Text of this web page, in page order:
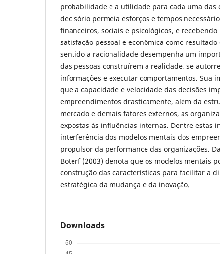
probabilidade e a utilidade para cada uma das
decisório permeia esforços e tempos
financeiros, sociais e psicológicos, e recebendo
satisfação pessoal e econômica como resultado
sentido a racionalidade desempenha um
das pessoas construírem a realidade, se
informações e executar comportamentos. Sua
que a capacidade e velocidade das decisões
empreendimentos drasticamente, além da
mercado e demais fatores externos, as
expostas às influências internas. Dentre estas
interferência dos modelos mentais dos
propulsor da performance das organizações.
Boterf (2003) denota que os modelos mentais
construção das características para facilitar a
estratégica da mudança e da inovação.
Downloads